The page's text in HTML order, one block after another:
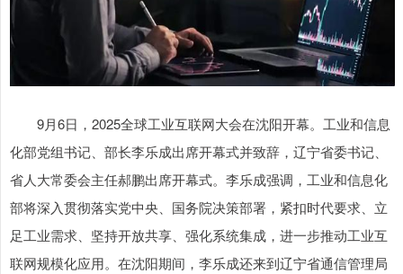
9月6日，2025全球工业互联网大会在沈阳开幕。工业和信息
化部党组书记、部长李乐成出席开幕式并致辞，辽宁省委书记、
省人大常委会主任郝鹏出席开幕式。李乐成强调，工业和信息化
部将深入贯彻落实党中央、国务院决策部署，紧扣时代要求、立
足工业需求、坚持开放共享、强化系统集成，进一步推动工业互
联网规模化应用。在沈阳期间，李乐成还来到辽宁省通信管理局